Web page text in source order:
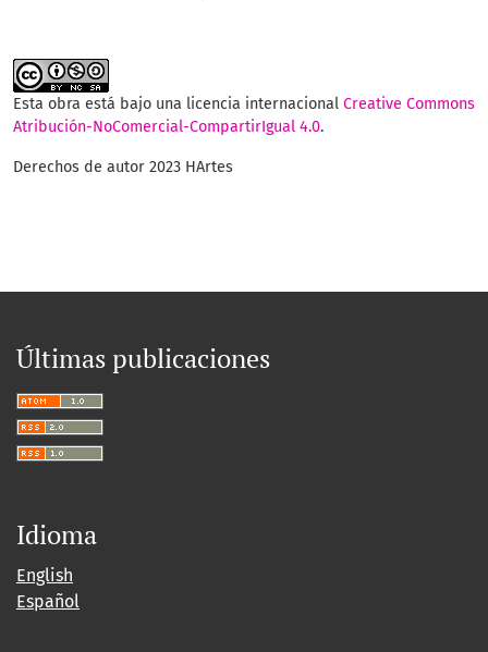
Esta obra está bajo una licencia internacional Creative Commons
Atribución-NoComercial-CompartirIgual 4.0.
Derechos de autor 2023 HArtes
Últimas publicaciones
Idioma
English
Español